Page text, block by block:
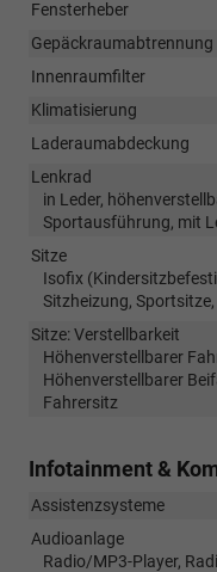
Fensterheber
Gepäckraumabtrennung
Innenraumfilter
Klimatisierung
Laderaumabdeckung
Lenkrad
in Leder,
Sportausführung, mit
Sitze
Isofix
Sitzheizung,
Sitze: Verstellbarkeit
Höhenverstellbarer
Höhenverstellbarer
Fahrersitz
Infotainment &
Assistenzsysteme
Audioanlage
Radio/MP3-Player,